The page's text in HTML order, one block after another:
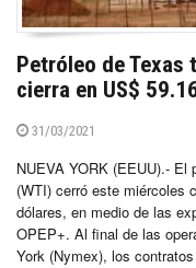
Petróleo de Texas
cierra en US$
31/03/2021
NUEVA YORK (EEUU).- El
(WTI) cerró este miércoles
dólares, en medio de las
OPEP+. Al final de las
York (Nymex), los